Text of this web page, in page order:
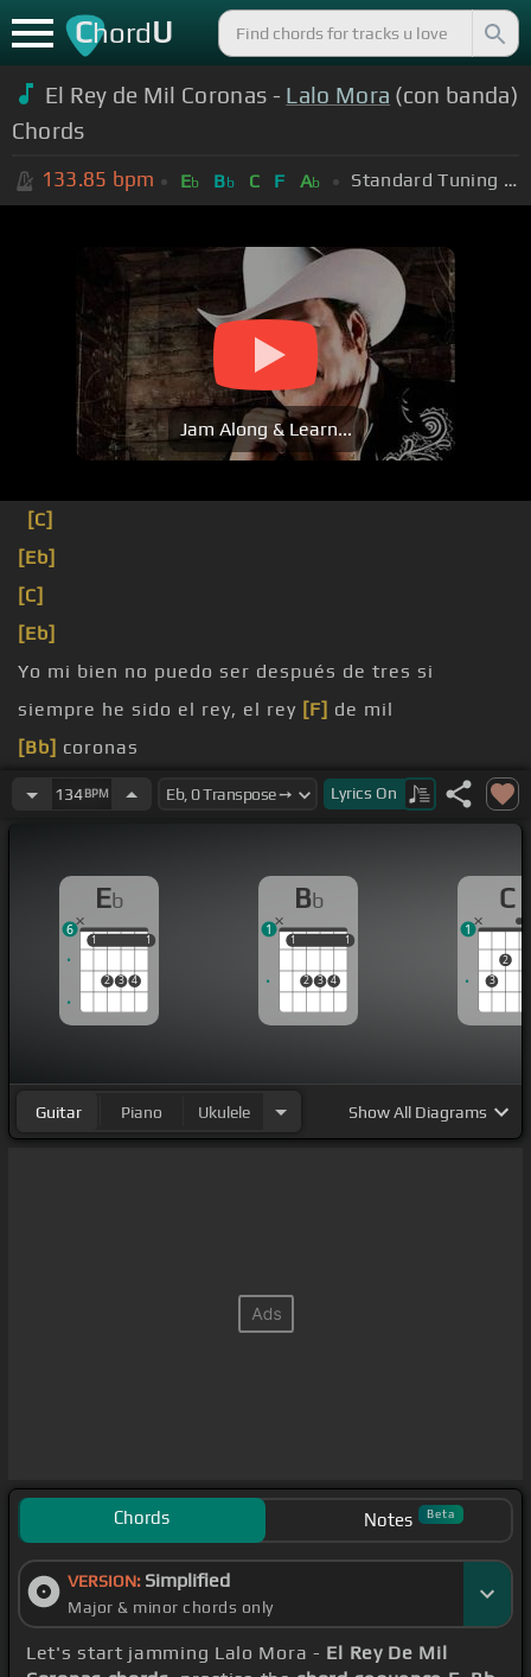
ChordU
El Rey de Mil Coronas - Lalo Mora (con banda)
Chords
133.85 bpm Eb Bb C F Ab Standard Tuning (EADGBE)
Jam Along & Learn...
[C]
[Eb]
[C]
[Eb]
Yo mi bien no puedo ser después de tres si
siempre he sido el rey, el rey [F] de mil
[Bb] coronas
y no acostumbro tomarle un trago a la botella que
134BPM Lyrics On
Eb
1
2 3 4
1
1 1
6
Bb
1
2 3 4
1
1 1
1
C
3
2
1
Guitar Piano Ukulele ShowAll Diagrams
Chords Notes Beta
VERSION: Simplified
Major & minor chords only
Let's start jamming Lalo Mora - El Rey De Mil